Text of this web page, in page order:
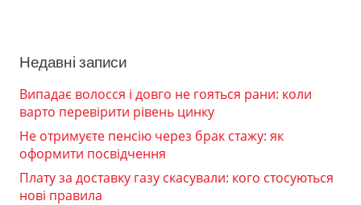
Недавні записи
Випадає волосся і довго не гояться рани: коли
варто перевірити рівень цинку
Не отримуєте пенсію через брак стажу: як
оформити посвідчення
Плату за доставку газу скасували: кого стосуються
нові правила